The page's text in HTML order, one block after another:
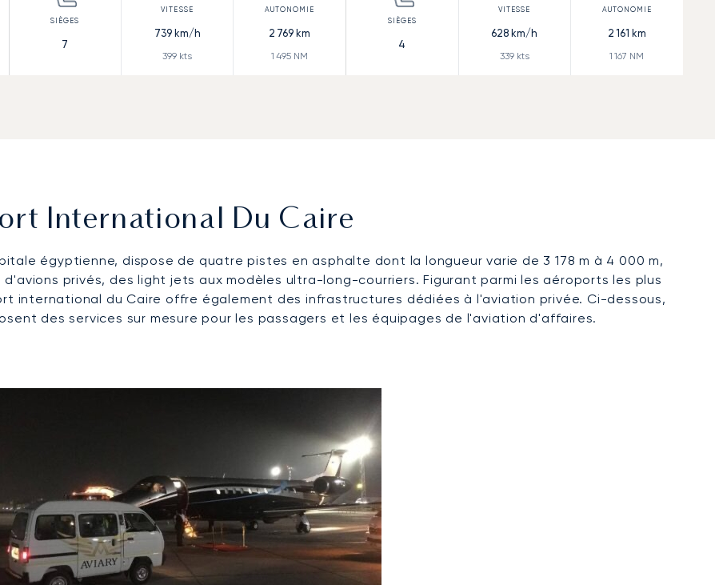
7
739km/h
399 kts
2 769 km
1 495 NM
4
628 km/h
339kts
2 161 km
1 167 NM
International Du Caire
égyptienne, dispose de quatre pistes en asphalte dont la longueur varie de 3 178 m à 4 000 m,
privés, des light jets aux modèles ultra-long-courriers. Figurant parmi les aéroports les plus
international du Caire offre également des infrastructures dédiées à l'aviation privée. Ci-dessous,
des services sur mesure pour les passagers et les équipages de l'aviation d'affaires.